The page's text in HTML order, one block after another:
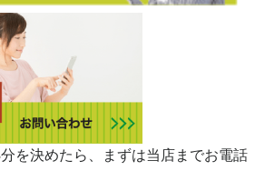
を決めたら、まずは当店までお電話